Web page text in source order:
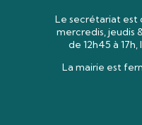
Le secrétariat est
mercredis, jeudis
de 12h45 à 17h,
La mairie est